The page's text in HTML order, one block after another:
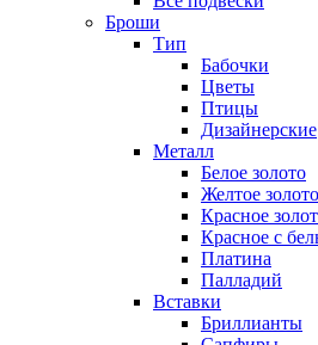
Броши
Тип
Бабочки
Цветы
Птицы
Дизайнерские
Металл
Белое золото
Желтое золото
Красное
Красное с
Платина
Палладий
Вставки
Бриллианты